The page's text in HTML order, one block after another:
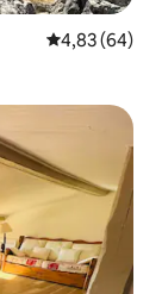
Xếp hạng
4,83 (64)